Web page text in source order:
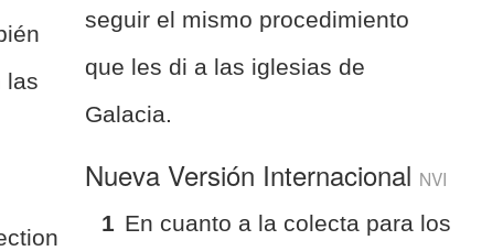
las
seguir el mismo procedimiento
que les di a las iglesias de
Galacia.
Nueva Versión Internacional NVI
1 En cuanto a la colecta para los